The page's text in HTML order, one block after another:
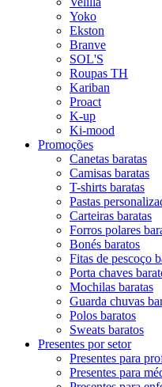
Yoko
Ekston
Branve
SOL'S
Roupas TH
Kariban
Proact
K-up
Ki-mood
Promoções
Canetas baratas
Camisas baratas
T-shirts baratas
Pastas
Carteiras baratas
Forros polares
Bonés baratos
Fitas de pescoço
Porta chaves
Mochilas baratas
Guarda chuvas
Polos baratos
Sweats baratos
Presentes por setor
Presentes para
Presentes para